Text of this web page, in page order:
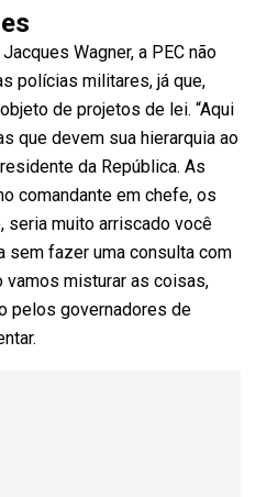
Wagner, a PEC não
polícias militares, já que,
de projetos de lei. “Aqui
que devem sua hierarquia ao
da República. As
comandante em chefe, os
seria muito arriscado você
sem fazer uma consulta com
vamos misturar as coisas,
pelos governadores de